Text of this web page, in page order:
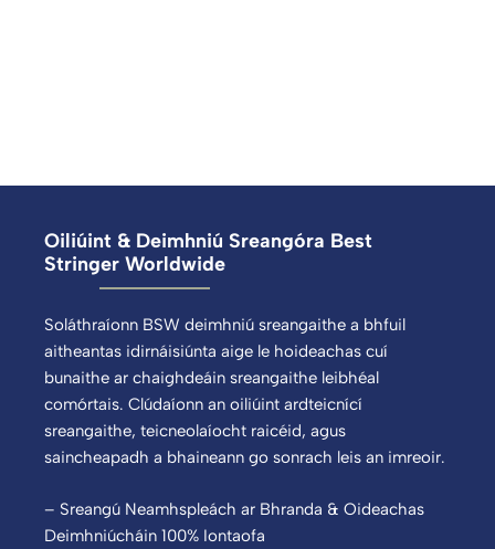
Oiliúint & Deimhniú Sreangóra Best
Stringer Worldwide
Soláthraíonn BSW deimhniú sreangaithe a bhfuil
aitheantas idirnáisiúnta aige le hoideachas cuí
bunaithe ar chaighdeáin sreangaithe leibhéal
comórtais. Clúdaíonn an oiliúint ardteicnící
sreangaithe, teicneolaíocht raicéid, agus
saincheapadh a bhaineann go sonrach leis an imreoir.
– Sreangú Neamhspleách ar Bhranda & Oideachas
Deimhniúcháin 100% Iontaofa